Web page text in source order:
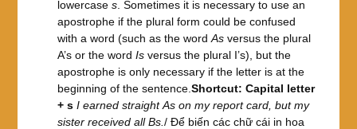
lowercase s. Sometimes it is necessary to use an
apostrophe if the plural form could be confused
with a word (such as the word Asversus the plural
A’s or the word Isversus the plural I’s), but the
apostrophe is only necessary if the letter is at the
beginning of the sentence. Shortcut: Capital letter
+ sI earned straight As on my report card, but my
sister received all Bs. / Để biến các chữ cái in hoa